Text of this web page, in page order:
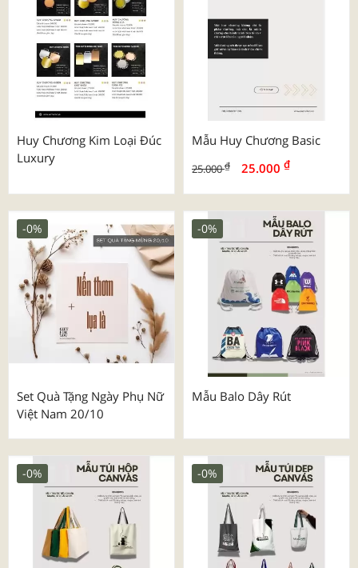
Huy Chương Kim Loại Đúc
Luxury
Mẫu Huy Chương Basic
25.000₫ 25.000 ₫
Set Quà Tặng Ngày Phụ Nữ
Việt Nam 20/10
-0%
Mẫu Balo Dây Rút
-0%
-0% -0%